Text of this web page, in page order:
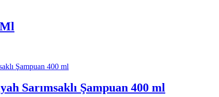
Sarımsaklı Şampuan 400 ml